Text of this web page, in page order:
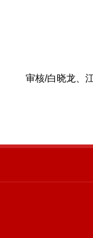
审核/白晓龙、